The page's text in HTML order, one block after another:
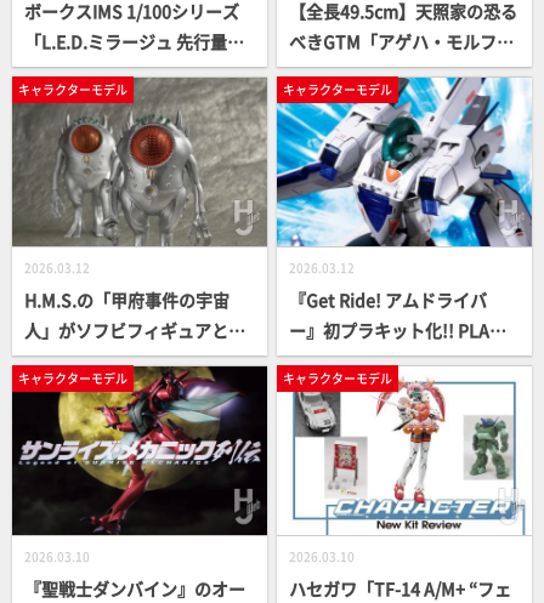
ボークスIMS 1/100シリーズ
「L.E.D.ミラージュ 先行量産
型=ジュノー 2989=」キット
レビュー！ モールドの深彫り
や半ツヤ塗装で清潔感のある
美しい仕上がりを目指す！
【全長49.5cm】天照家の恐る
べきGTM「アゲハ・モルフ
ォ・ザ・スルタン」がHSGK
で登場！その迫力の造形を撮
り下ろしで紹介【ファイブス
ター物語】
キャラクターモデル
2026.03.12
H.M.S.の「甲府事件の宇宙
人」がソフビフィギュアとな
って登場！親しみやすいフォ
ルムにアレンジされた姿をサ
ンプルでチェック！
キャラクターモデル
2026.03.12
『Get Ride! アムドライバ
ー』初プラキット化!! PLAMA
TEA「アムドライバージェナ
ス＆ボードバイザー」を後ハ
メ加工と合わせ目消しでアク
ションもディスプレイも映え
る仕上がりに！
キャラクターモデル
2026.03.10
『聖戦士ダンバイン』のオー
キャラクターモデル
2026.03.10
ハセガワ「TF-14 A/M+ “フェ